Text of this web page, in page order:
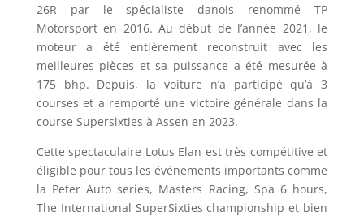
26R par le spécialiste danois renommé TP
Motorsport en 2016. Au début de l’année 2021, le
moteur a été entièrement reconstruit avec les
meilleures pièces et sa puissance a été mesurée à
175 bhp. Depuis, la voiture n’a participé qu’à 3
courses et a remporté une victoire générale dans la
course Supersixties à Assen en 2023.
Cette spectaculaire Lotus Elan est très compétitive et
éligible pour tous les événements importants comme
la Peter Auto series, Masters Racing, Spa 6 hours,
The International SuperSixties championship et bien